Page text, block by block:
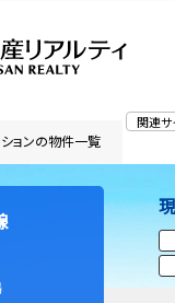
関連サ
ョンの物件一覧